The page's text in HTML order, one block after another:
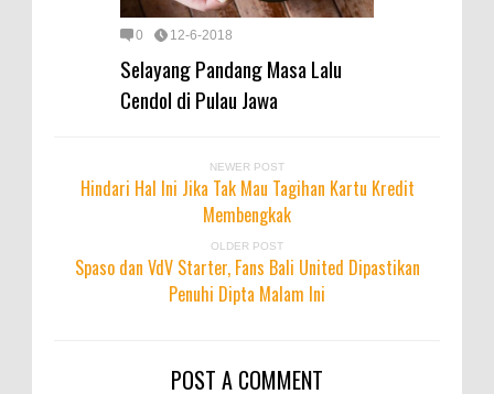
0 12-6-2018
Selayang Pandang Masa Lalu
Cendol di Pulau Jawa
NEWER POST
Hindari Hal Ini Jika Tak Mau Tagihan Kartu Kredit
Membengkak
OLDER POST
Spaso dan VdV Starter, Fans Bali United Dipastikan
Penuhi Dipta Malam Ini
POST A COMMENT